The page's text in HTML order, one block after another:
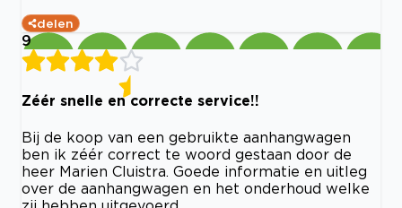
delen
9
Zéér snelle en correcte service!!
Bij de koop van een gebruikte aanhangwagen
ben ik zéér correct te woord gestaan door de
heer Marien Cluistra. Goede informatie en uitleg
over de aanhangwagen en het onderhoud welke